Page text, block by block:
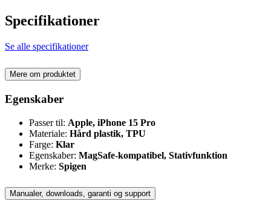
Specifikationer
Se alle specifikationer
Mere om produktet
Egenskaber
Passer til: Apple, iPhone 15 Pro
Materiale: Hård plastik, TPU
Farge: Klar
Egenskaber: MagSafe-kompatibel, Stativfunktion
Merke: Spigen
Manualer, downloads, garanti og support